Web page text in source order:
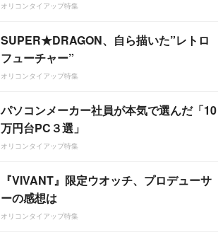
オリコンタイアップ特集
SUPER★DRAGON、自ら描いた”レトロ
フューチャー”
オリコンタイアップ特集
パソコンメーカー社員が本気で選んだ「10
万円台PC３選」
オリコンタイアップ特集
『VIVANT』限定ウオッチ、プロデューサ
ーの感想は
オリコンタイアップ特集